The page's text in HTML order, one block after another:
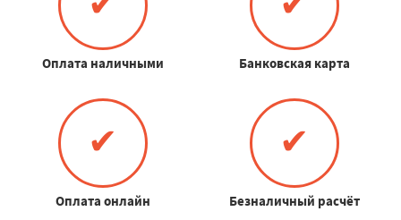
Оплата наличными Банковская карта
✔
Оплата онлайн
✔
Безналичный расчёт